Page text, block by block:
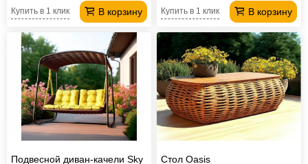
В корзину
Купить в 1 клик В корзину
Купить в 1 клик
Подвесной диван-качели Sky
Стол Oasis